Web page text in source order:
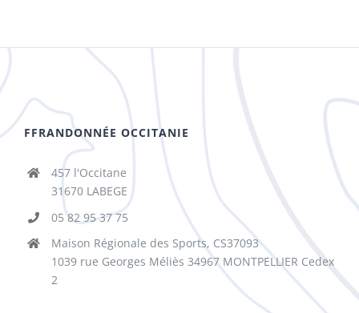
FFRANDONNÉE OCCITANIE
457 l'Occitane
31670 LABEGE
05 82 95 37 75
Maison Régionale des Sports, CS37093
1039 rue Georges Méliès 34967 MONTPELLIER Cedex
2